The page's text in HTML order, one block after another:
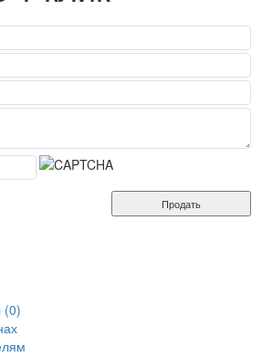
Продать
(0)